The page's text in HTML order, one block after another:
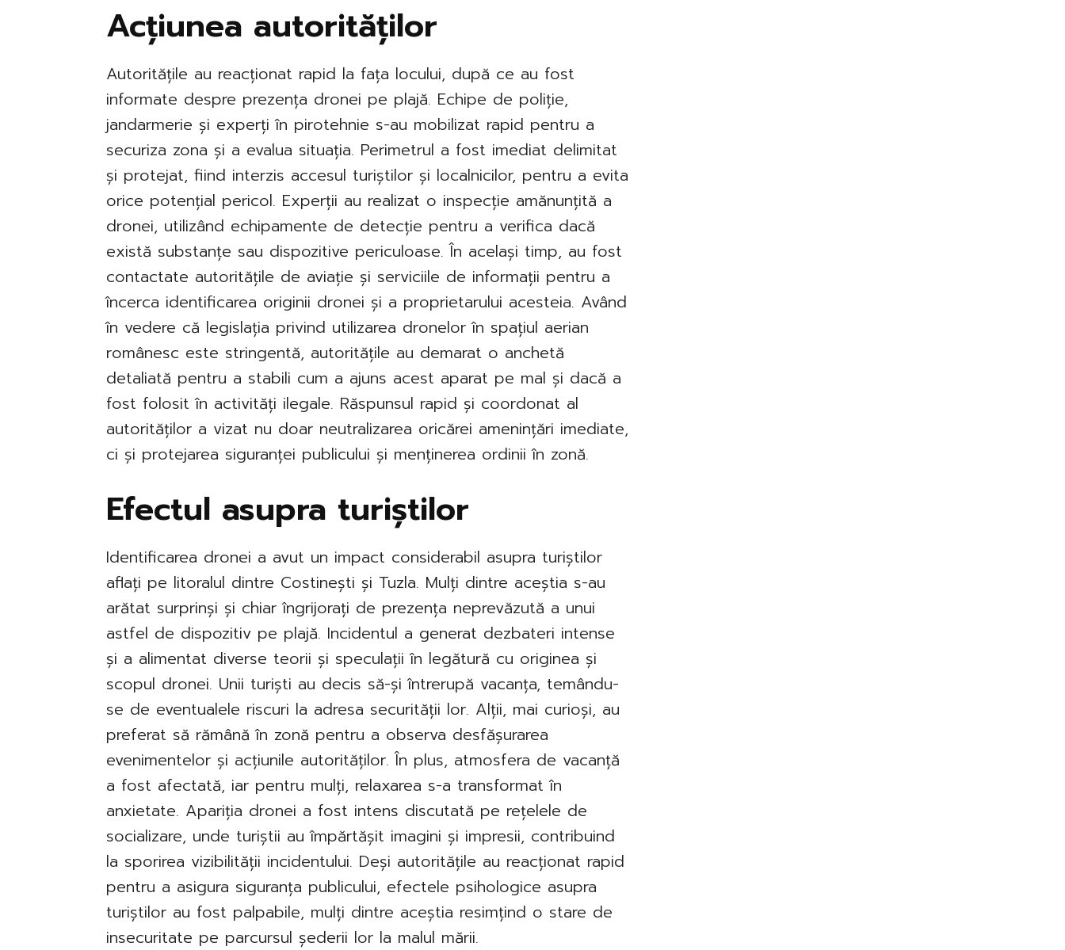
Acțiunea autorităților
Autoritățile au reacționat rapid la fața locului, după ce au fost
informate despre prezența dronei pe plajă. Echipe de poliție,
jandarmerie și experți în pirotehnie s-au mobilizat rapid pentru a
securiza zona și a evalua situația. Perimetrul a fost imediat delimitat
și protejat, fiind interzis accesul turiștilor și localnicilor, pentru a evita
orice potențial pericol. Experții au realizat o inspecție amănunțită a
dronei, utilizând echipamente de detecție pentru a verifica dacă
există substanțe sau dispozitive periculoase. În același timp, au fost
contactate autoritățile de aviație și serviciile de informații pentru a
încerca identificarea originii dronei și a proprietarului acesteia. Având
în vedere că legislația privind utilizarea dronelor în spațiul aerian
românesc este stringentă, autoritățile au demarat o anchetă
detaliată pentru a stabili cum a ajuns acest aparat pe mal și dacă a
fost folosit în activități ilegale. Răspunsul rapid și coordonat al
autorităților a vizat nu doar neutralizarea oricărei amenințări imediate,
ci și protejarea siguranței publicului și menținerea ordinii în zonă.
Efectul asupra turiștilor
Identificarea dronei a avut un impact considerabil asupra turiștilor
aflați pe litoralul dintre Costinești și Tuzla. Mulți dintre aceștia s-au
arătat surprinși și chiar îngrijorați de prezența neprevăzută a unui
astfel de dispozitiv pe plajă. Incidentul a generat dezbateri intense
și a alimentat diverse teorii și speculații în legătură cu originea și
scopul dronei. Unii turiști au decis să-și întrerupă vacanța, temându-
se de eventualele riscuri la adresa securității lor. Alții, mai curioși, au
preferat să rămână în zonă pentru a observa desfășurarea
evenimentelor și acțiunile autorităților. În plus, atmosfera de vacanță
a fost afectată, iar pentru mulți, relaxarea s-a transformat în
anxietate. Apariția dronei a fost intens discutată pe rețelele de
socializare, unde turiștii au împărtășit imagini și impresii, contribuind
la sporirea vizibilității incidentului. Deși autoritățile au reacționat rapid
pentru a asigura siguranța publicului, efectele psihologice asupra
turiștilor au fost palpabile, mulți dintre aceștia resimțind o stare de
insecuritate pe parcursul șederii lor la malul mării.